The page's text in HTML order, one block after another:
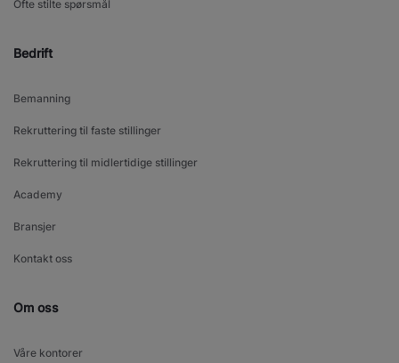
Ofte stilte spørsmål
Bedrift
Bemanning
Rekruttering til faste stillinger
Rekruttering til midlertidige stillinger
Academy
Bransjer
Kontakt oss
Om oss
Våre kontorer